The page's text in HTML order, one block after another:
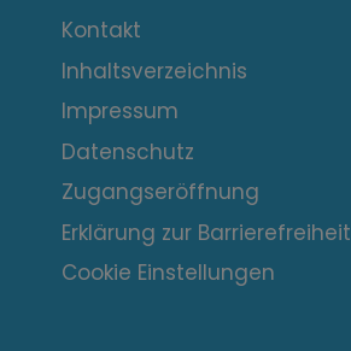
t
e
r
e
s
s
Kontakt
Inhaltsverzeichnis
Impressum
Datenschutz
Zugangseröffnung
Erklärung zur Barrierefreiheit
Cookie Einstellungen